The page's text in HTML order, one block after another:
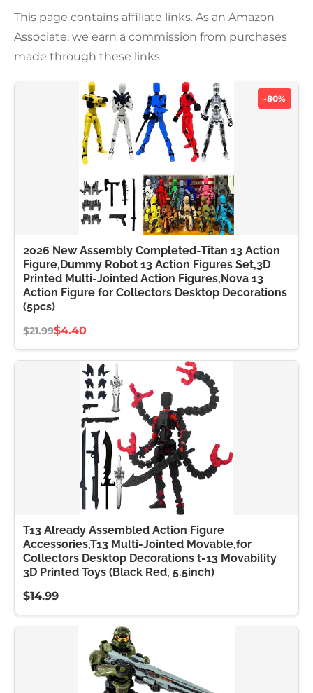
This page contains affiliate links. As an Amazon
Associate, we earn a commission from purchases
made through these links.
-80%
2026 New Assembly Completed-Titan 13 Action
Figure,Dummy Robot 13 Action Figures Set,3D
Printed Multi-Jointed Action Figures,Nova 13
Action Figure for Collectors Desktop Decorations
(5pcs)
$21.99$4.40
T13 Already Assembled Action Figure
Accessories,T13 Multi-Jointed Movable,for
Collectors Desktop Decorations t-13 Movability
3D Printed Toys (Black Red, 5.5inch)
$14.99